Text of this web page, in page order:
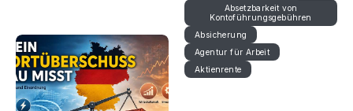
Absetzbarkeit von
Kontoführungsgebühren
Absicherung
Agentur für Arbeit
Aktienrente